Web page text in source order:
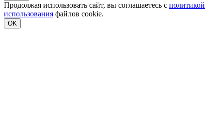
Продолжая использовать сайт, вы соглашаетесь с политикой
использования файлов cookie.
OK